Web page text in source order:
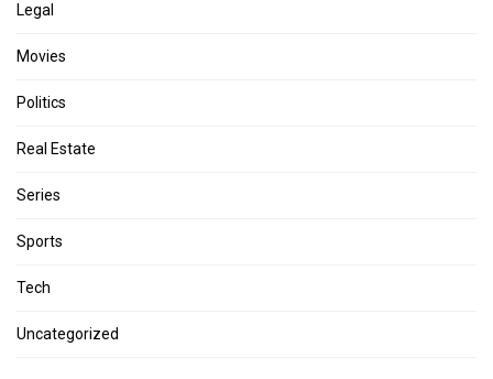
Legal
Movies
Politics
Real Estate
Series
Sports
Tech
Uncategorized